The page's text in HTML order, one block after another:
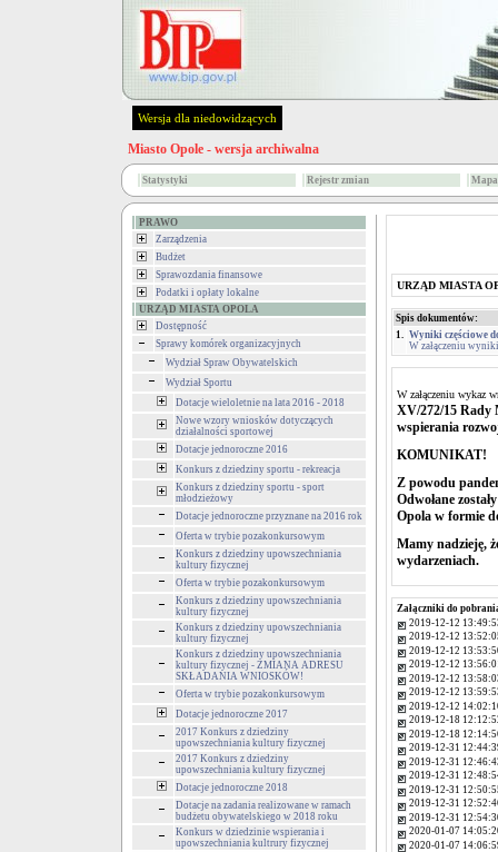
Wersja dla niedowidzących
Miasto Opole - wersja archiwalna
Statystyki Rejestr zmian
PRAWO
Zarządzenia
Budżet
Sprawozdania finansowe
Podatki i opłaty lokalne
URZĄD MIASTA OPOLA
Dostępność
Sprawy komórek organizacyjnych
Wydział Spraw Obywatelskich
Wydział Sportu
Dotacje wieloletnie na lata 2016 - 2018
Nowe wzory wniosków dotyczących
działalności sportowej
Dotacje jednoroczne 2016
Konkurs z dziedziny sportu - rekreacja
Konkurs z dziedziny sportu - sport
młodzieżowy
Dotacje jednoroczne przyznane na 2016 rok
Oferta w trybie pozakonkursowym
Konkurs z dziedziny upowszechniania
kultury fizycznej
Oferta w trybie pozakonkursowym
Konkurs z dziedziny upowszechniania
kultury fizycznej
Konkurs z dziedziny upowszechniania
kultury fizycznej
Konkurs z dziedziny upowszechniania
kultury fizycznej - ZMIANA ADRESU
SKŁADANIA WNIOSKÓW!
Oferta w trybie pozakonkursowym
Dotacje jednoroczne 2017
2017 Konkurs z dziedziny
upowszechniania kultury fizycznej
2017 Konkurs z dziedziny
upowszechniania kultury fizycznej
Dotacje jednoroczne 2018
Dotacje na zadania realizowane w ramach
budżetu obywatelskiego w 2018 roku
Konkurs w dziedzinie wspierania i
upowszechniania kultrury fizycznej
URZĄD MIASTA
Spis dokumentów:
1. Wyniki częściowe
W załączeniu
W załączeniu wykaz
XV/272/15 Rady
wspierania
KOMUNIKAT!
Z powodu
Odwołane
Opola w formie
Mamy nadzieję,
wydarzeniach.
Załączniki do
2019-12-12
2019-12-12
2019-12-12
2019-12-12
2019-12-12
2019-12-12
2019-12-12
2019-12-18
2019-12-18
2019-12-31
2019-12-31
2019-12-31
2019-12-31
2019-12-31
2019-12-31
2020-01-07
2020-01-07